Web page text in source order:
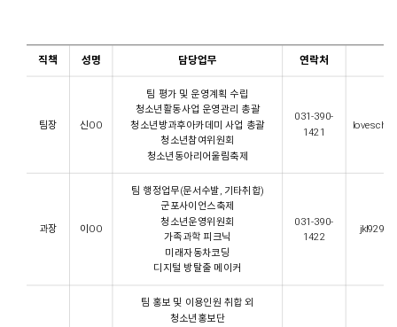
직책 성명 담당업무 연락처
팀장 신OO
팀 평가 및 운영계획 수립
청소년활동사업 운영관리 총괄
청소년방과후아카데미 사업 총괄
청소년참여위원회
청소년동아리어울림축제
031-390-
1421
과장 이OO
팀 행정업무(문서수발, 기타취합)
군포사이언스축제
청소년운영위원회
가족과학 피크닉
미래자동차코딩
디지털 방탈출 메이커
031-390-
1422
팀 홍보 및 이용인원 취합 외
청소년홍보단